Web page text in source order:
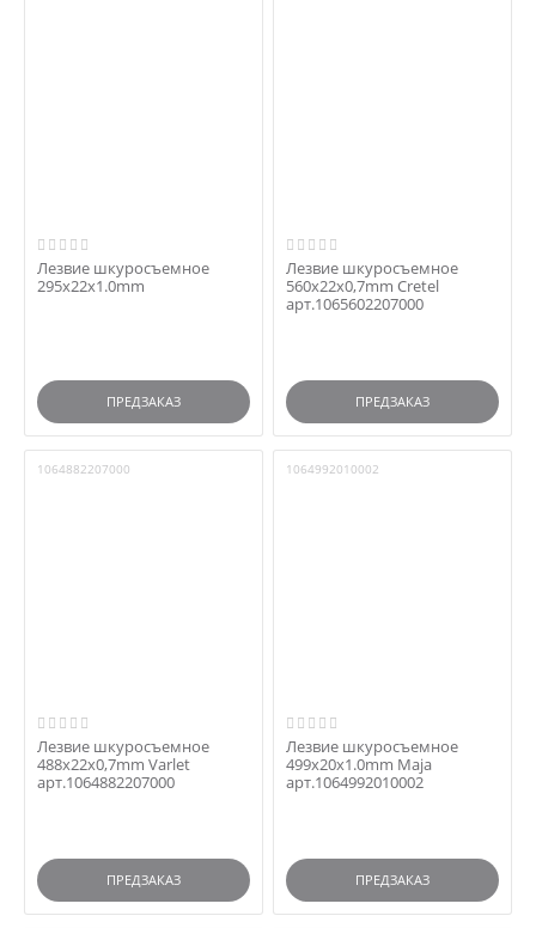
Лезвие шкуросъемное
295х22х1.0mm
ПРЕДЗАКАЗ
Лезвие шкуросъемное
560x22x0,7mm Cretel
арт.1065602207000
ПРЕДЗАКАЗ
1064882207000
Лезвие шкуросъемное
488x22x0,7mm Varlet
арт.1064882207000
ПРЕДЗАКАЗ
1064992010002
Лезвие шкуросъемное
499x20x1.0mm Maja
арт.1064992010002
ПРЕДЗАКАЗ